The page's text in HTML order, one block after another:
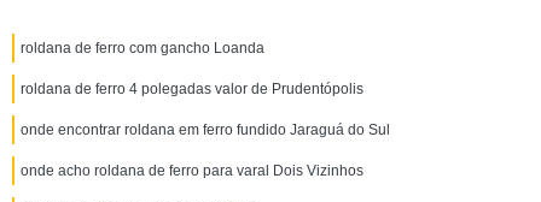
roldana de ferro com gancho Loanda
roldana de ferro 4 polegadas valor de Prudentópolis
onde encontrar roldana em ferro fundido Jaraguá do Sul
onde acho roldana de ferro para varal Dois Vizinhos